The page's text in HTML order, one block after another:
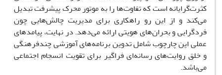
کثرت‌گرایانه است که تفاوت‌ها را به موتور محرک پیشرفت تبدیل
می‌کند و از این رو راهکاری برای مدیریت چالش‌هایی چون
فردگرایی و بحران‌های هویتی ارائه می‌دهد. در نهایت، پیامدهای
عملی این چارچوب شامل تدوین برنامه‌های آموزشی چندفرهنگی
و خلق روایت‌های رسانه‌ای فراگیر برای تقویت انسجام اجتماعی
می‌باشد.